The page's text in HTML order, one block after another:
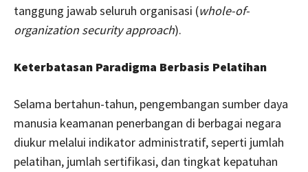
tanggung jawab seluruh organisasi (whole-of-
organization security approach).
Keterbatasan Paradigma Berbasis Pelatihan
Selama bertahun-tahun, pengembangan sumber daya
manusia keamanan penerbangan di berbagai negara
diukur melalui indikator administratif, seperti jumlah
pelatihan, jumlah sertifikasi, dan tingkat kepatuhan